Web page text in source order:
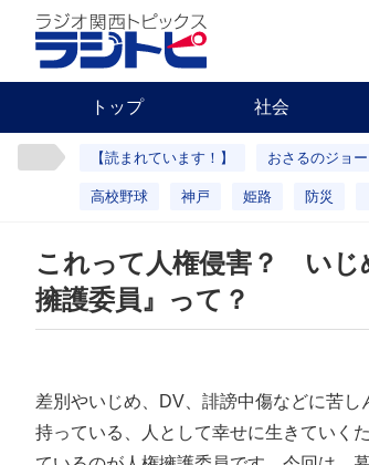
トップ 社会
【読まれています！】 おさるのジョ
高校野球 神戸 姫路 防災
これって人権侵害？ いじ
擁護委員』って？
差別やいじめ、DV、誹謗中傷などに苦
持っている、人として幸せに生きていく